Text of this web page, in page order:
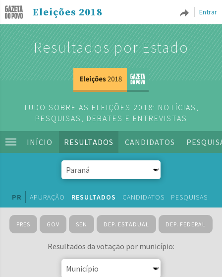
Entrar
Eleições 2018
Resultados por Estado
TUDO SOBRE AS ELEIÇÕES 2018: NOTÍCIAS,
PESQUISAS, DEBATES E ENTREVISTAS
INÍCIO RESULTADOS CANDIDATOS
PR APURAÇÃO RESULTADOS CANDIDATOS PESQUISAS
PRES GOV SEN DEP. ESTADUAL DEP. FEDERAL
Resultados da votação por município: